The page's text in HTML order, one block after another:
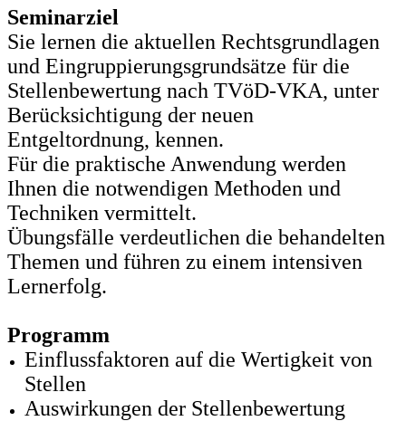
Seminarziel
Sie lernen die aktuellen Rechtsgrundlagen
und Eingruppierungsgrundsätze für die
Stellenbewertung nach TVöD-VKA, unter
Berücksichtigung der neuen
Entgeltordnung, kennen.
Für die praktische Anwendung werden
Ihnen die notwendigen Methoden und
Techniken vermittelt.
Übungsfälle verdeutlichen die behandelten
Themen und führen zu einem intensiven
Lernerfolg.
Programm
Einflussfaktoren auf die Wertigkeit von
Stellen
Auswirkungen der Stellenbewertung